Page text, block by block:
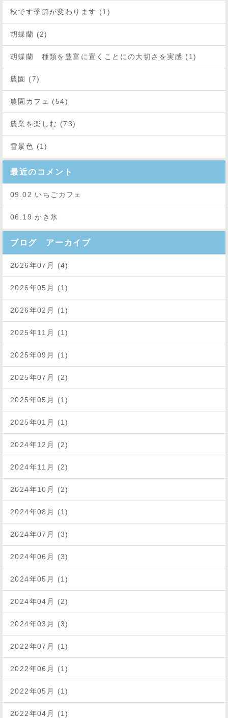
秋です季節が変わります (1)
胡蝶蘭 (2)
胡蝶蘭 種類を豊富に置くことにの大切さを実感 (1)
農園 (7)
農園カフェ (54)
農業を楽しむ (73)
雪景色 (1)
最近のコメント
09.02 いちごカフェ
06.19 かき氷
ブログ アーカイブ
2026年07月 (4)
2026年05月 (1)
2026年02月 (1)
2025年11月 (1)
2025年09月 (1)
2025年07月 (2)
2025年05月 (1)
2025年01月 (1)
2024年12月 (2)
2024年11月 (2)
2024年10月 (2)
2024年08月 (1)
2024年07月 (3)
2024年06月 (3)
2024年05月 (1)
2024年04月 (2)
2024年03月 (3)
2022年07月 (1)
2022年06月 (1)
2022年05月 (1)
2022年04月 (1)